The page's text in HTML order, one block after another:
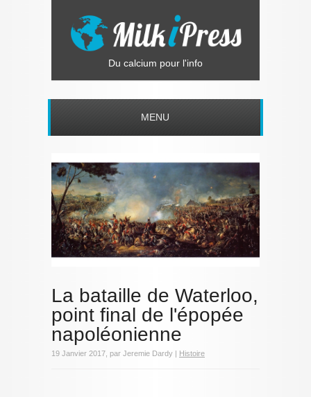
Du calcium pour l'info
MENU
La bataille de Waterloo,
point final de l'épopée
napoléonienne
19 Janvier 2017, par Jeremie Dardy | Histoire